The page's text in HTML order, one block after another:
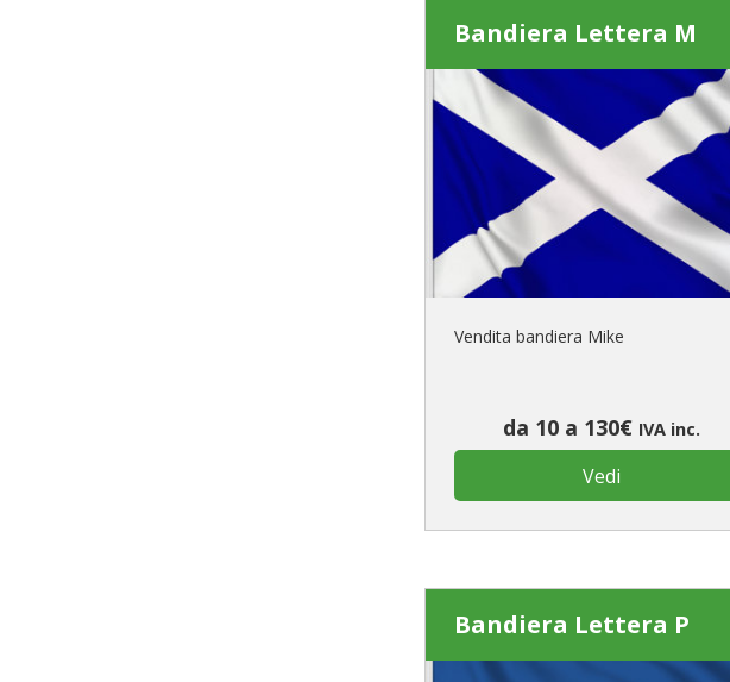
Bandiera Lettera M
Vendita bandiera Mike
da 10 a 130€ IVA inc.
Vedi
Bandiera Lettera P